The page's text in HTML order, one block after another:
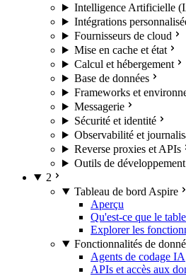
Intelligence Artificielle
Intégrations
Fournisseurs de cloud
Mise en cache et état
Calcul et hébergement
Base de données
Frameworks et
Messagerie
Sécurité et identité
Observabilité et
Reverse proxies et APIs
Outils de
2
Tableau de bord Aspire
Aperçu
Qu'est-ce que le
Explorer les
Fonctionnalités de
Agents de codage IA
APIs et accès aux